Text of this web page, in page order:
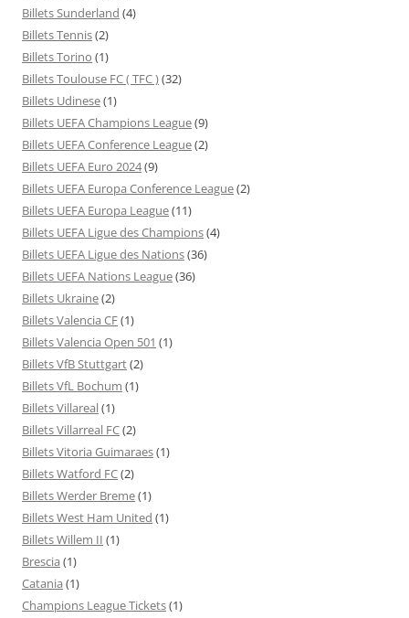
Billets Sunderland (4)
Billets Tennis(2)
Billets Torino (1)
Billets Toulouse FC ( TFC )(32)
Billets Udinese(1)
Billets UEFA Champions League(9)
Billets UEFA Conference League(2)
Billets UEFA Euro 2024(9)
Billets UEFA Europa Conference League(2)
Billets UEFA Europa League(11)
Billets UEFA Ligue des Champions(4)
Billets UEFA Ligue des Nations(36)
Billets UEFA Nations League(36)
Billets Ukraine(2)
Billets Valencia CF(1)
Billets Valencia Open 501 (1)
Billets VfB Stuttgart(2)
Billets VfL Bochum (1)
Billets Villareal(1)
Billets Villarreal FC(2)
Billets Vitoria Guimaraes(1)
Billets Watford FC(2)
Billets Werder Breme(1)
Billets West Ham United (1)
Billets Willem II (1)
Brescia (1)
Catania (1)
Champions League Tickets(1)